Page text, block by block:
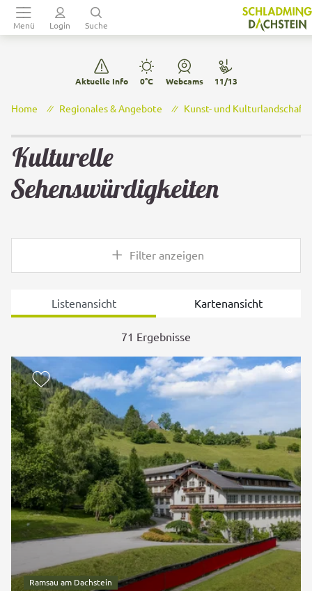
Hauptmenü
sr.skip-to.table-of-contents
Zurück zur Navigation
Table Of Content
Kulturelle Sehenswürdigkeiten
Weitere sehenswerte Ziele
Audioguide Story2go Schladming
Menü Login Suche
Home Regionales & Angebote Kunst- und Kulturlandschaft
Kulturelle
Sehenswürdigkeiten
Filter anzeigen
Listenansicht Kartenansicht
71 Ergebnisse
©
zur Merkliste hinzufügen
Ramsau am Dachstein
Aktuelle Info 0°C Webcams 11/13